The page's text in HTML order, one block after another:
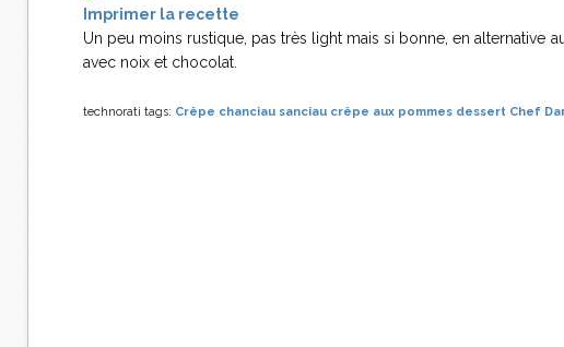
Imprimer la recette
Un peu moins rustique, pas très light mais si bonne, en alternative
avec noix et chocolat.
technorati tags: Crêpe chanciau sanciau crêpe aux pommes dessert Chef